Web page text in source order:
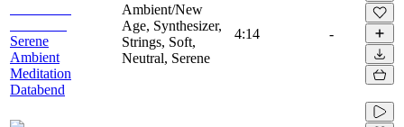
Serene
Ambient
Meditation
Databend
Ambient/New
Age, Synthesizer,
Strings, Soft,
Neutral, Serene
4:14 -